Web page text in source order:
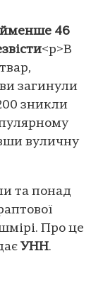
46
<p>В
загинули
зникли
вуличну
та понад
Про це
УНН.